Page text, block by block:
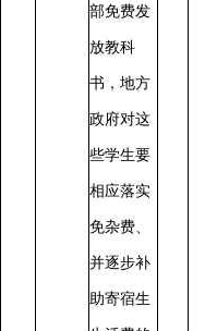
部免费发
放教科
书，地方
政府对这
些学生要
相应落实
免杂费、
并逐步补
助寄宿生